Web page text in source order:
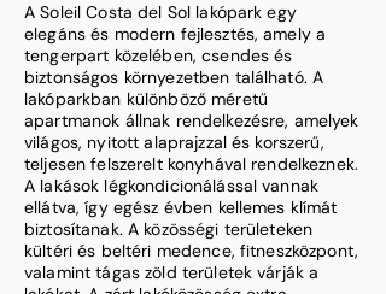
A Soleil Costa del Sol lakópark egy
elegáns és modern fejlesztés, amely a
tengerpart közelében, csendes és
biztonságos környezetben található. A
lakóparkban különböző méretű
apartmanok állnak rendelkezésre, amelyek
világos, nyitott alaprajzzal és korszerű,
teljesen felszerelt konyhával rendelkeznek.
A lakások légkondicionálással vannak
ellátva, így egész évben kellemes klímát
biztosítanak. A közösségi területeken
kültéri és beltéri medence, fitneszközpont,
valamint tágas zöld területek várják a